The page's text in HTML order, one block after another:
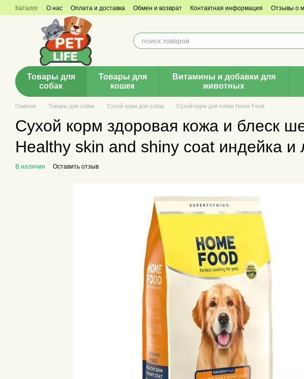
Перейти к основному контенту
Каталог О нас Оплата и доставка Обмен и возврат Контактная информация Отзывы о
Товары для
собак
Товары для
кошек
Витамины и добавки для
животных
Главная Товары для собак Сухой корм для собак Сухой корм для собак Home Food
Сухой корм здоровая кожа и блеск
Healthy skin and shiny coat индейка и
В наличии Оставить отзыв